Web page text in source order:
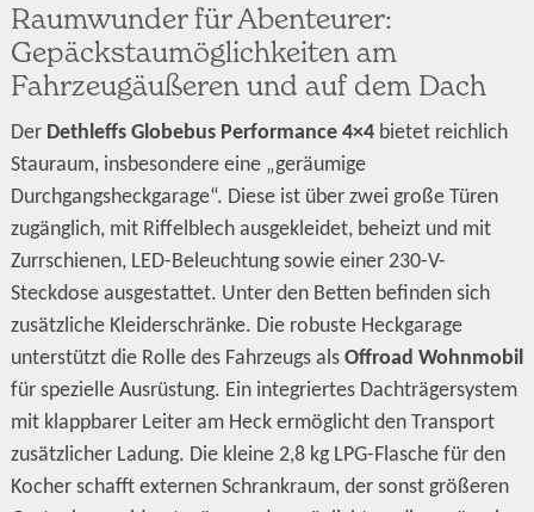
Raumwunder für Abenteurer:
Gepäckstaumöglichkeiten am
Fahrzeugäußeren und auf dem Dach
Der Dethleffs Globebus Performance 4×4bietet reichlich
Stauraum, insbesondere eine „geräumige
Durchgangsheckgarage“. Diese ist über zwei große Türen
zugänglich, mit Riffelblech ausgekleidet, beheizt und mit
Zurrschienen, LED-Beleuchtung sowie einer 230-V-
Steckdose ausgestattet. Unter den Betten befinden sich
zusätzliche Kleiderschränke. Die robuste Heckgarage
unterstützt die Rolle des Fahrzeugs als Offroad Wohnmobil
für spezielle Ausrüstung. Ein integriertes Dachträgersystem
mit klappbarer Leiter am Heck ermöglicht den Transport
zusätzlicher Ladung. Die kleine 2,8 kg LPG-Flasche für den
Kocher schafft externen Schrankraum, der sonst größeren